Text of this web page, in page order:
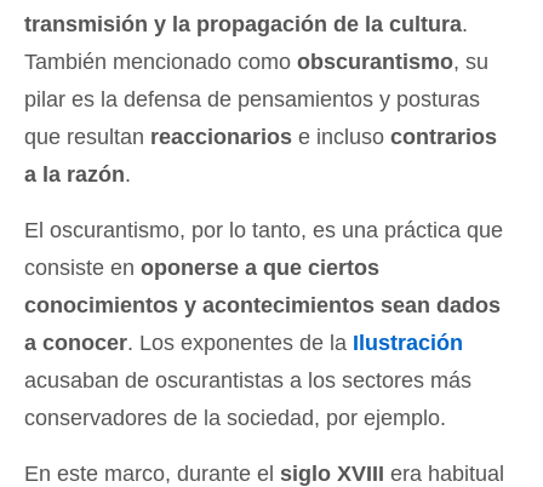
transmisión y la propagación de la cultura.
También mencionado como obscurantismo, su
pilar es la defensa de pensamientos y posturas
que resultan reaccionarios e incluso contrarios
a la razón.
El oscurantismo, por lo tanto, es una práctica que
consiste en oponerse a que ciertos
conocimientos y acontecimientos sean dados
a conocer. Los exponentes de la Ilustración
acusaban de oscurantistas a los sectores más
conservadores de la sociedad, por ejemplo.
En este marco, durante el siglo XVIII era habitual